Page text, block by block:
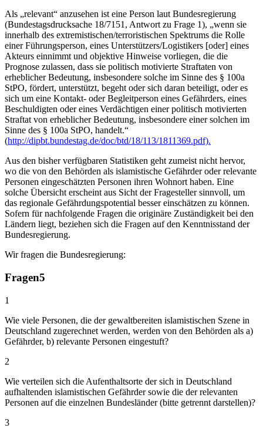
Als „relevant“ anzusehen ist eine Person laut Bundesregierung
(Bundestagsdrucksache 18/7151, Antwort zu Frage 1), „wenn sie
innerhalb des extremistischen/terroristischen Spektrums die Rolle
einer Führungsperson, eines Unterstützers/Logistikers [oder] eines
Akteurs einnimmt und objektive Hinweise vorliegen, die die
Prognose zulassen, dass sie politisch motivierte Straftaten von
erheblicher Bedeutung, insbesondere solche im Sinne des § 100a
StPO, fördert, unterstützt, begeht oder sich daran beteiligt, oder es
sich um eine Kontakt- oder Begleitperson eines Gefährders, eines
Beschuldigten oder eines Verdächtigen einer politisch motivierten
Straftat von erheblicher Bedeutung, insbesondere einer solchen im
Sinne des § 100a StPO, handelt.“
(http://dipbt.bundestag.de/doc/btd/18/113/1811369.pdf).
Aus den bisher verfügbaren Statistiken geht zumeist nicht hervor,
wo die von den Behörden als islamistische Gefährder oder relevante
Personen eingeschätzten Personen ihren Wohnort haben. Eine
solche Übersicht erscheint aus Sicht der Fragesteller sinnvoll, um
das regionale Gefährdungspotential besser einschätzen zu können.
Sofern für nachfolgende Fragen die originäre Zuständigkeit bei den
Ländern liegt, beziehen sich die Fragen auf den Kenntnisstand der
Bundesregierung.
Wir fragen die Bundesregierung:
Fragen5
1
Wie viele Personen, die der gewaltbereiten islamistischen Szene in
Deutschland zugerechnet werden, werden von den Behörden als a)
Gefährder, b) relevante Personen eingestuft?
2
Wie verteilen sich die Aufenthaltsorte der sich in Deutschland
aufhaltenden islamistischen Gefährder sowie die der relevanten
Personen auf die einzelnen Bundesländer (bitte getrennt darstellen)?
3